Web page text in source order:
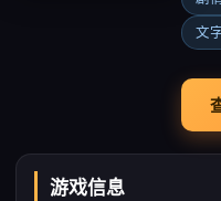
文
游戏信息